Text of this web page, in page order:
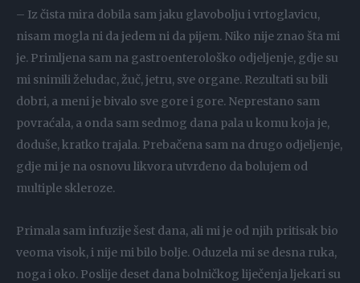
– Iz čista mira dobila sam jaku glavobolju i vrtoglavicu,
nisam mogla ni da jedem ni da pijem. Niko nije znao šta mi
je. Primljena sam na gastroenterološko odjeljenje, gdje su
mi snimili želudac, žuč, jetru, sve organe. Rezultati su bili
dobri, a meni je bivalo sve gore i gore. Neprestano sam
povraćala, a onda sam sedmog dana pala u komu koja je,
doduše, kratko trajala. Prebačena sam na drugo odjeljenje,
gdje mi je na osnovu likvora utvrđeno da bolujem od
multiple skleroze.
Primala sam infuzije šest dana, ali mi je od njih pritisak bio
veoma visok, i nije mi bilo bolje. Oduzela mi se desna ruka,
noga i oko. Poslije deset dana bolničkog liječenja ljekari su